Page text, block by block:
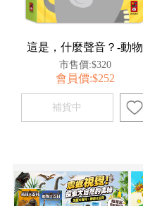
這是，什麼聲音？-動物
市售價:$320
會員價:$252